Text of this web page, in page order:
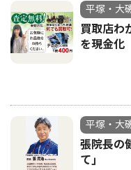
平塚・大
買取店わ
を現金化
平塚・大
張院長の
て｣